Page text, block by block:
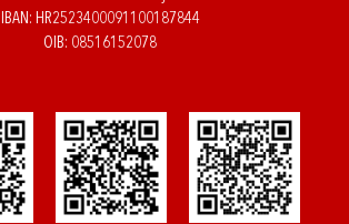
IBAN: HR2523400091100187844
OIB: 08516152078